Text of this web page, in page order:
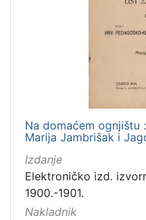
Na domaćem
Marija Jambrišak i
Izdanje
Elektroničko izd.
1900.-1901.
Nakladnik